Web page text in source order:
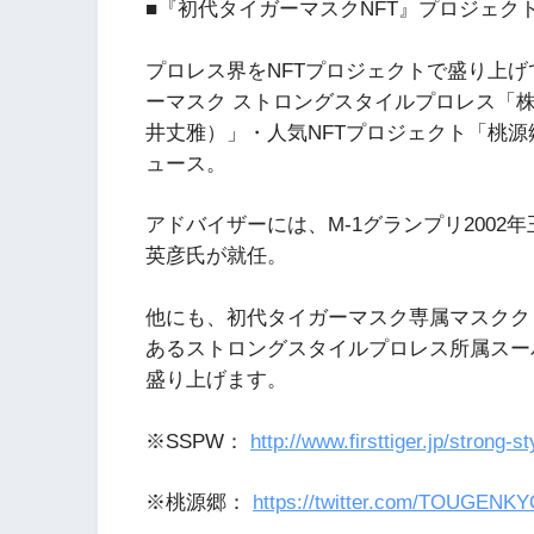
■『初代タイガーマスクNFT』プロジェク
プロレス界をNFTプロジェクトで盛り上
ーマスク ストロングスタイルプロレス「
井丈雅）」・人気NFTプロジェクト「桃
ュース。
アドバイザーには、M-1グランプリ2002
英彦氏が就任。
他にも、初代タイガーマスク専属マスク
あるストロングスタイルプロレス所属ス
盛り上げます。
※SSPW： http://www.firsttiger.jp/strong-
※桃源郷： https://twitter.com/